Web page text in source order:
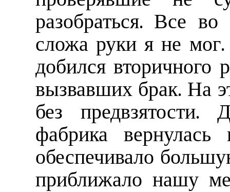
разобраться. Все
сложа руки я не
добился вторичного
вызвавших брак. На
без предвзятости.
фабрика
обеспечивало
приближало нашу